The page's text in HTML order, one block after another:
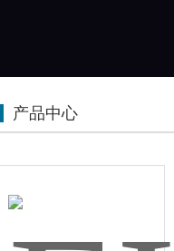
产品中心